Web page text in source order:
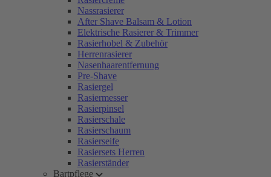
Nassrasierer
After Shave Balsam & Lotion
Elektrische Rasierer & Trimmer
Rasierhobel & Zubehör
Herrenrasierer
Nasenhaarentfernung
Pre-Shave
Rasiergel
Rasiermesser
Rasierpinsel
Rasierschale
Rasierschaum
Rasierseife
Rasiersets Herren
Rasierständer
Bartpflege